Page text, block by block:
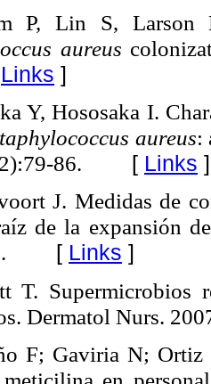
P, Lin S, Larson
aureus
Links ]
Y, Hososaka I.
aureus:
86. [ Links ]
J. Medidas de
de la expansión
[ Links ]
T. Supermicrobios
Dermatol Nurs.
F; Gaviria N; Ortiz